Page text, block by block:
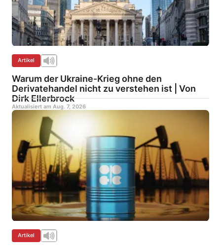
Artikel
Warum der Ukraine-Krieg ohne den
Derivatehandel nicht zu verstehen ist | Von
Dirk Ellerbrock
Aktualisiert am Aug. 7, 2026
Artikel